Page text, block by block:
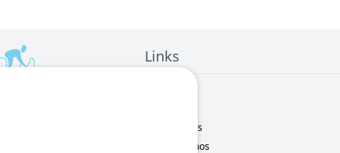
Links
Sucursales
Contáctanos